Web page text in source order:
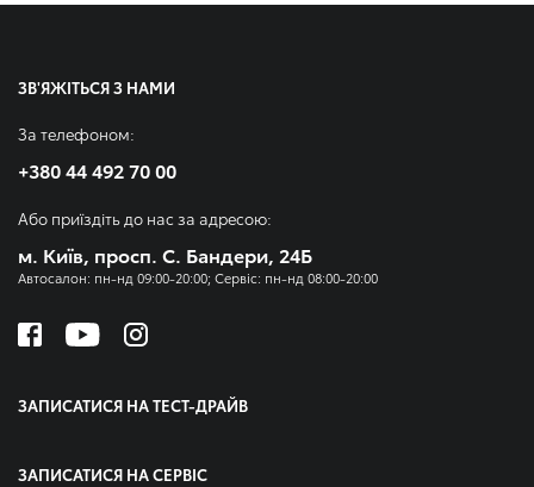
ЗВ'ЯЖІТЬСЯ З НАМИ
За телефоном:
+380 44 492 70 00
Або приїздіть до нас за адресою:
м. Київ, просп. С. Бандери, 24Б
Автосалон: пн-нд 09:00-20:00; Сервіс: пн-нд 08:00-20:00
ЗАПИСАТИСЯ НА ТЕСТ-ДРАЙВ
ЗАПИСАТИСЯ НА СЕРВІС